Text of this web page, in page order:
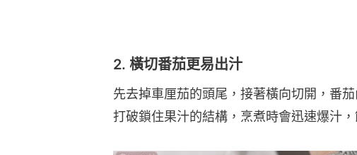
2. 橫切番茄更易出汁
先去掉車厘茄的頭尾，接著橫向切開，番
打破鎖住果汁的結構，烹煮時會迅速爆汁，